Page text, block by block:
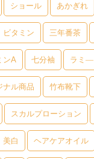
ショール あかぎれ
ビタミン 三年番茶
ンA 七分袖 ラミ―
ナル商品 竹布靴下
スカルプローション
美白 ヘアケアオイル